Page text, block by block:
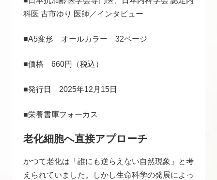
科医 古市ゆり 医師／インタビュー
■A5変形 オールカラー 32ページ
■価格 660円（税込）
■発行日 2025年12月15日
■栄養書庫フォーカス
老化細胞へ直接アプローチ
かつて老化は「誰にも逆らえない自然現象」と考
えられていました。しかし生命科学の発展によっ